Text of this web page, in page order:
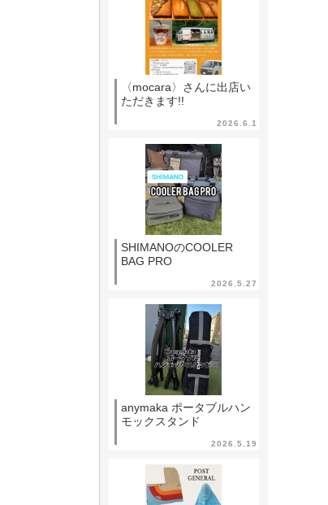
2026.6.1
〈mocara〉さんに出店い
ただきます!!
2026.5.27
SHIMANOのCOOLER
BAG PRO
2026.5.19
anymaka ポータブルハン
モックスタンド